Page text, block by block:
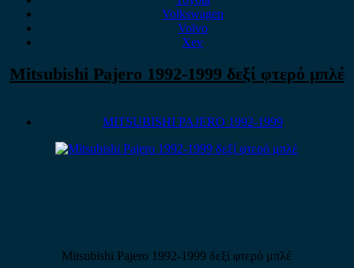
Volkswagen
Volvo
Xev
Mitsubishi Pajero 1992-1999 δεξί φτερό μπλέ
MITSUBISHI PAJERO 1992-1999
Mitsubishi Pajero 1992-1999 δεξί φτερό μπλέ